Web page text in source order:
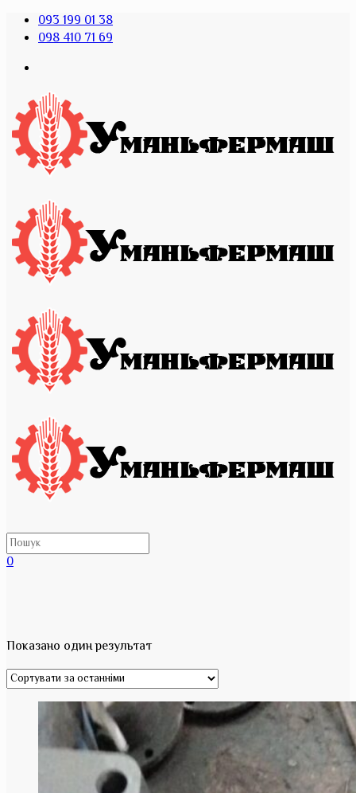
093 199 01 38
098 410 71 69
0
Показано один результат